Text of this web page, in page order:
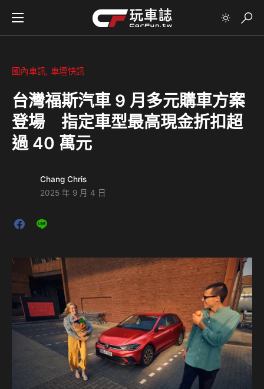
國內車訊 車壇快訊
台灣福斯汽車 9 月多元購車方案
登場 指定車型最高現金折扣超
過 40 萬元
Chang Chris
2025 年 9 月 4 日